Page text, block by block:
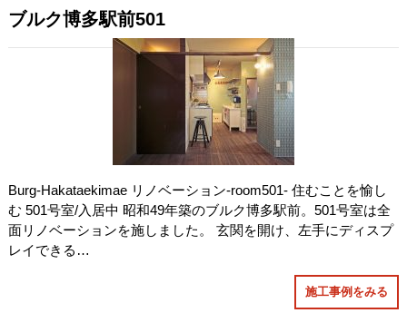
ブルク博多駅前501
Burg-Hakataekimae リノベーション-room501- 住むことを愉し
む 501号室/入居中 昭和49年築のブルク博多駅前。501号室は全
面リノベーションを施しました。 玄関を開け、左手にディスプ
レイできる…
施工事例をみる